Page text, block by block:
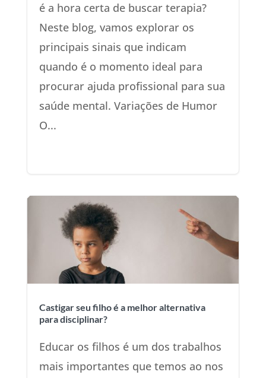
é a hora certa de buscar terapia?
Neste blog, vamos explorar os
principais sinais que indicam
quando é o momento ideal para
procurar ajuda profissional para sua
saúde mental. Variações de Humor
O...
Castigar seu filho é a melhor alternativa
para disciplinar?
Educar os filhos é um dos trabalhos
mais importantes que temos ao nos